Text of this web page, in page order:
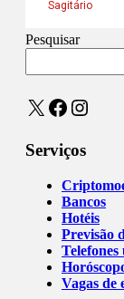
Pesquisar
X Facebook
Serviços
Bancos
Hotéis
Previsão
Telefones
Vagas de